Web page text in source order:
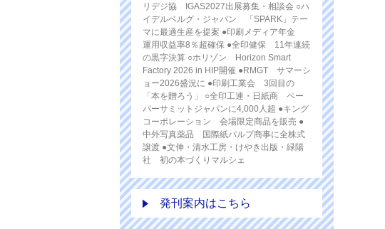
リデジ協 IGAS2027出展募集・相談会 ○ハ
イデルベルグ・ジャパン 「SPARK」テー
マに最適生産を提案 ●印刷メディア年金
運用収益率8％超確保 ●全印健保 11年連続
の黒字決算 ○ホリゾン Horizon Smart
Factory 2026 in HIP開催 ●RMGT サマーシ
ョー2026盛況に ●印刷工業会 3回目の
「本を贈ろう」 ○全印工連・日紙商 ペー
パーサミットジャパンに4,000人超 ●キング
コーポレーション 会場限定商品を販売 ●
中外写真薬品 国際紙パルプ商事に全株式
譲渡 ●文伸・清水工房・けやき出版・緑陽
社 初の本づくりマルシェ
発刊案内はこちら